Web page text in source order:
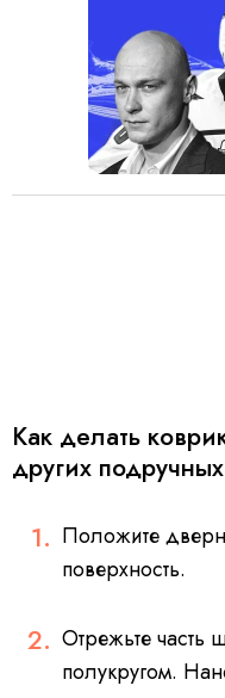
Как делать
других
Положите
поверхность.
Отрежьте часть
полукругом.